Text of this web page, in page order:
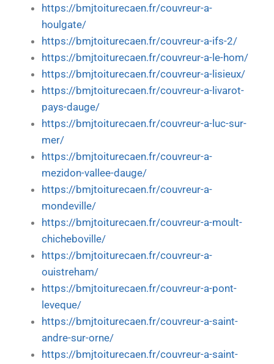
https://bmjtoiturecaen.fr/couvreur-a-
houlgate/
https://bmjtoiturecaen.fr/couvreur-a-ifs-2/
https://bmjtoiturecaen.fr/couvreur-a-le-hom/
https://bmjtoiturecaen.fr/couvreur-a-lisieux/
https://bmjtoiturecaen.fr/couvreur-a-livarot-
pays-dauge/
https://bmjtoiturecaen.fr/couvreur-a-luc-sur-
mer/
https://bmjtoiturecaen.fr/couvreur-a-
mezidon-vallee-dauge/
https://bmjtoiturecaen.fr/couvreur-a-
mondeville/
https://bmjtoiturecaen.fr/couvreur-a-moult-
chicheboville/
https://bmjtoiturecaen.fr/couvreur-a-
ouistreham/
https://bmjtoiturecaen.fr/couvreur-a-pont-
leveque/
https://bmjtoiturecaen.fr/couvreur-a-saint-
andre-sur-orne/
https://bmjtoiturecaen.fr/couvreur-a-saint-